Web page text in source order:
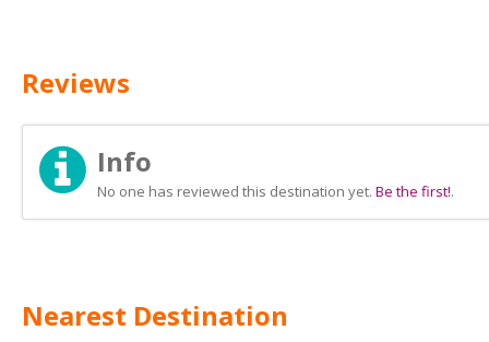
Reviews
Info
No one has reviewed this destination yet. Be the first!.
Nearest Destination